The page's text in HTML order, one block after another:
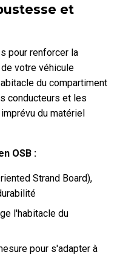
et
pour renforcer la
votre véhicule
du compartiment
conducteurs et les
du matériel
OSB :
Strand Board),
l'habitacle du
pour s'adapter à